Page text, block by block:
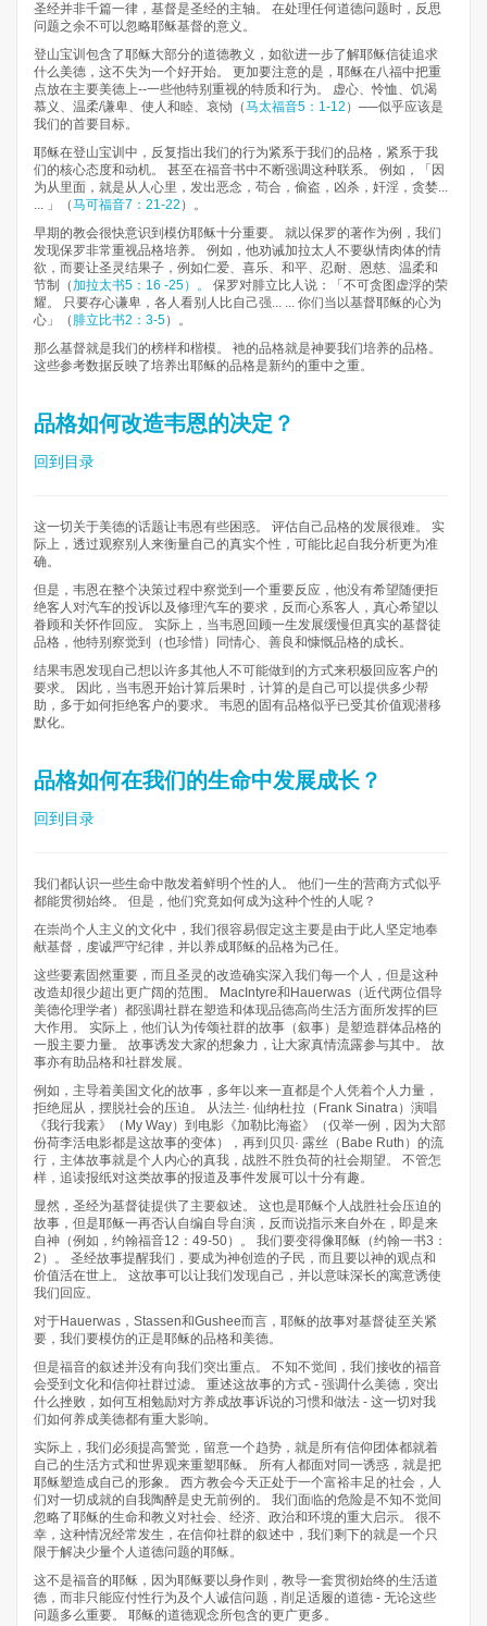
圣经并非千篇一律，基督是圣经的主轴。 在处理任何道德问题时，反思
问题之余不可以忽略耶稣基督的意义。
登山宝训包含了耶稣大部分的道德教义，如欲进一步了解耶稣信徒追求
什么美德，这不失为一个好开始。 更加要注意的是，耶稣在八福中把重
点放在主要美德上--一些他特别重视的特质和行为。 虚心、怜恤、饥渴
慕义、温柔/谦卑、使人和睦、哀恸（马太福音5：1-12 ）──似乎应该是
我们的首要目标。
耶稣在登山宝训中，反复指出我们的行为紧系于我们的品格，紧系于我
们的核心态度和动机。 甚至在福音书中不断强调这种联系。 例如，「因
为从里面，就是从人心里，发出恶念，苟合，偷盗，凶杀，奸淫，贪婪...
... 」（马可福音7：21-22 ）。
早期的教会很快意识到模仿耶稣十分重要。 就以保罗的著作为例，我们
发现保罗非常重视品格培养。 例如，他劝诫加拉太人不要纵情肉体的情
欲，而要让圣灵结果子，例如仁爱、喜乐、和平、忍耐、恩慈、温柔和
节制（加拉太书5：16 -25）。
保罗对腓立比人说：「不可贪图虚浮的荣
耀。 只要存心谦卑，各人看别人比自己强... ... 你们当以基督耶稣的心为
心」（ 腓立比书2：3-5）。
那么基督就是我们的榜样和楷模。 衪的品格就是神要我们培养的品格。
这些参考数据反映了培养出耶稣的品格是新约的重中之重。
品格如何改造韦恩的决定？
回到目录
这一切关于美德的话题让韦恩有些困惑。 评估自己品格的发展很难。 实
际上，透过观察别人来衡量自己的真实个性，可能比起自我分析更为准
确。
但是，韦恩在整个决策过程中察觉到一个重要反应，他没有希望随便拒
绝客人对汽车的投诉以及修理汽车的要求，反而心系客人，真心希望以
眷顾和关怀作回应。 实际上，当韦恩回顾一生发展缓慢但真实的基督徒
品格，他特别察觉到（也珍惜）同情心、善良和慷慨品格的成长。
结果韦恩发现自己想以许多其他人不可能做到的方式来积极回应客户的
要求。 因此，当韦恩开始计算后果时，计算的是自己可以提供多少帮
助，多于如何拒绝客户的要求。 韦恩的固有品格似乎已受其价值观潜移
默化。
品格如何在我们的生命中发展成长？
回到目录
我们都认识一些生命中散发着鲜明个性的人。 他们一生的营商方式似乎
都能贯彻始终。 但是，他们究竟如何成为这种个性的人呢？
在崇尚个人主义的文化中，我们很容易假定这主要是由于此人坚定地奉
献基督，虔诚严守纪律，并以养成耶稣的品格为己任。
这些要素固然重要，而且圣灵的改造确实深入我们每一个人，但是这种
改造却很少超出更广阔的范围。 MacIntyre和Hauerwas（近代两位倡导
美德伦理学者）都强调社群在塑造和体现品德高尚生活方面所发挥的巨
大作用。 实际上，他们认为传颂社群的故事（叙事）是塑造群体品格的
一股主要力量。 故事诱发大家的想象力，让大家真情流露参与其中。 故
事亦有助品格和社群发展。
例如，主导着美国文化的故事，多年以来一直都是个人凭着个人力量，
拒绝屈从，摆脱社会的压迫。 从法兰· 仙纳杜拉（Frank Sinatra）演唱
《我行我素》（My Way）到电影《加勒比海盗》（仅举一例，因为大部
份荷李活电影都是这故事的变体），再到贝贝· 露丝（Babe Ruth）的流
行，主体故事就是个人内心的真我，战胜不胜负荷的社会期望。 不管怎
样，追读报纸对这类故事的报道及事件发展可以十分有趣。
显然，圣经为基督徒提供了主要叙述。 这也是耶稣个人战胜社会压迫的
故事，但是耶稣一再否认自编自导自演，反而说指示来自外在，即是来
自神（例如，约翰福音12：49-50）。 我们要变得像耶稣（约翰一书3：
2）。 圣经故事提醒我们，要成为神创造的子民，而且要以神的观点和
价值活在世上。 这故事可以让我们发现自己，并以意味深长的寓意诱使
我们回应。
对于Hauerwas，Stassen和Gushee而言，耶稣的故事对基督徒至关紧
要，我们要模仿的正是耶稣的品格和美德。
但是福音的叙述并没有向我们突出重点。 不知不觉间，我们接收的福音
会受到文化和信仰社群过滤。 重述这故事的方式 - 强调什么美德，突出
什么挫败，如何互相勉励对方养成故事诉说的习惯和做法 - 这一切对我
们如何养成美德都有重大影响。
实际上，我们必须提高警觉，留意一个趋势，就是所有信仰团体都就着
自己的生活方式和世界观来重塑耶稣。 所有人都面对同一诱惑，就是把
耶稣塑造成自己的形象。 西方教会今天正处于一个富裕丰足的社会，人
们对一切成就的自我陶醉是史无前例的。 我们面临的危险是不知不觉间
忽略了耶稣的生命和教义对社会、经济、政治和环境的重大启示。 很不
幸，这种情况经常发生，在信仰社群的叙述中，我们剩下的就是一个只
限于解决少量个人道德问题的耶稣。
这不是福音的耶稣，因为耶稣要以身作则，教导一套贯彻始终的生活道
德，而非只能应付性行为及个人诚信问题，削足适履的道德 - 无论这些
问题多么重要。 耶稣的道德观念所包含的更广更多。